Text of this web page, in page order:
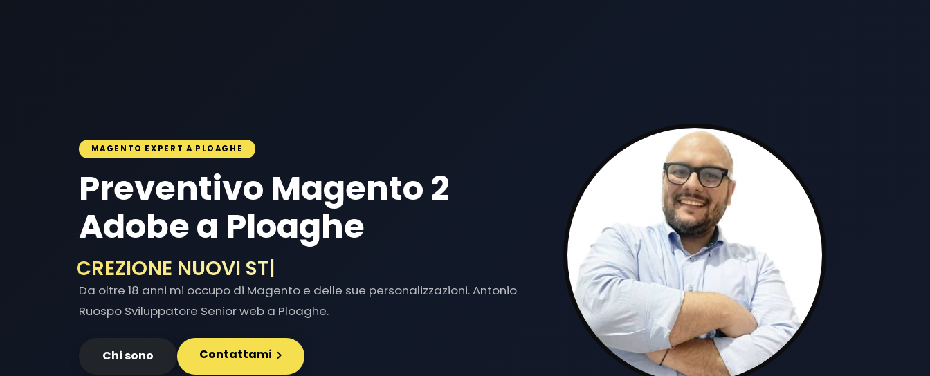
MAGENTO EXPERT A PLOAGHE
Preventivo Magento 2
Adobe a Ploaghe
INTEG|
Da oltre 18 anni mi occupo di Magento e delle sue personalizzazioni. Antonio
Ruospo Sviluppatore Senior web a Ploaghe.
Chi sono Contattami